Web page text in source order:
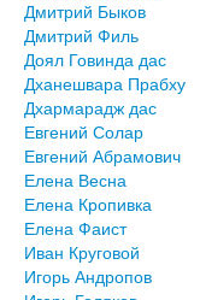
Дмитрий Быков
Дмитрий Филь
Доял Говинда дас
Дханешвара Прабху
Дхармарадж дас
Евгений Солар
Евгений Абрамович
Елена Весна
Елена Кропивка
Елена Фаист
Иван Круговой
Игорь Андропов